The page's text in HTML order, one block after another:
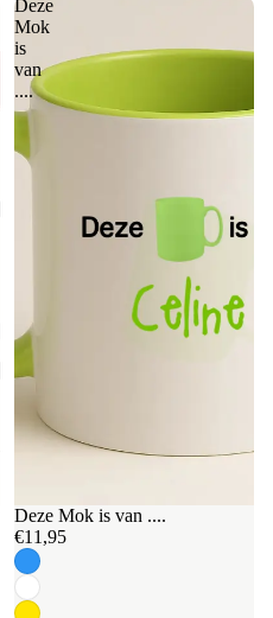
Deze
Mok
is
van
....
Deze Mok is van ....
€11,95